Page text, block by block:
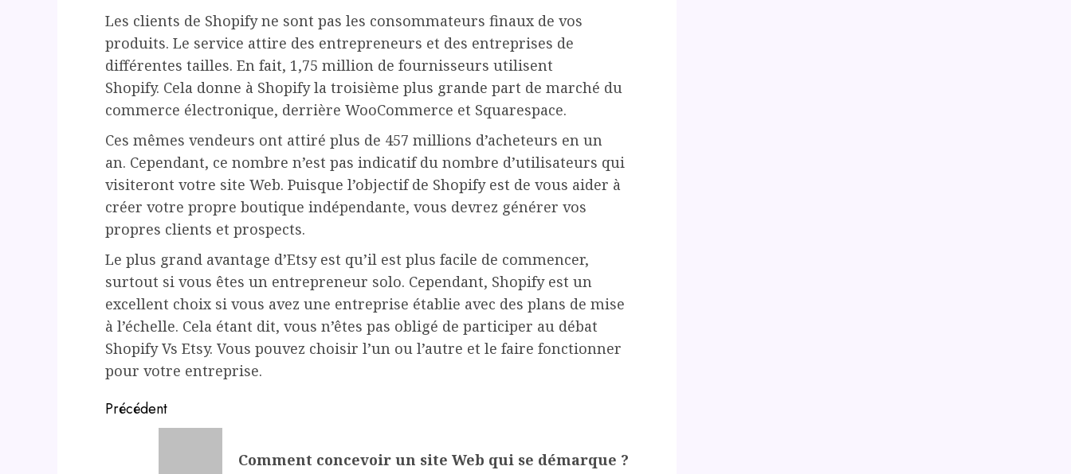
Les clients de Shopify ne sont pas les consommateurs finaux de vos
produits. Le service attire des entrepreneurs et des entreprises de
différentes tailles. En fait, 1,75 million de fournisseurs utilisent
Shopify. Cela donne à Shopify la troisième plus grande part de marché du
commerce électronique, derrière WooCommerce et Squarespace.
Ces mêmes vendeurs ont attiré plus de 457 millions d’acheteurs en un
an. Cependant, ce nombre n’est pas indicatif du nombre d’utilisateurs qui
visiteront votre site Web. Puisque l’objectif de Shopify est de vous aider à
créer votre propre boutique indépendante, vous devrez générer vos
propres clients et prospects.
Le plus grand avantage d’Etsy est qu’il est plus facile de commencer,
surtout si vous êtes un entrepreneur solo. Cependant, Shopify est un
excellent choix si vous avez une entreprise établie avec des plans de mise
à l’échelle. Cela étant dit, vous n’êtes pas obligé de participer au débat
Shopify Vs Etsy. Vous pouvez choisir l’un ou l’autre et le faire fonctionner
pour votre entreprise.
Post
Précédent
Comment concevoir un site Web qui se démarque ?